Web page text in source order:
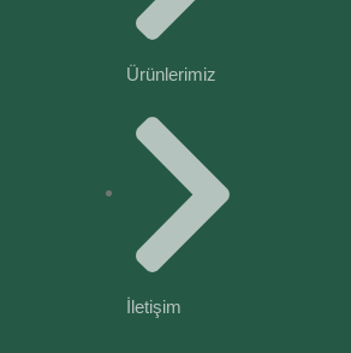
Ürünlerimiz
İletişim